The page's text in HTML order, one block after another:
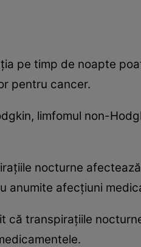
pe timp de noapte
pentru cancer.
limfomul non-
nocturne
anumite afecțiuni
că transpirațiile